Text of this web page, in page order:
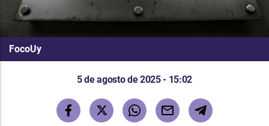
FocoUy
5 de agosto de 2025 - 15:02